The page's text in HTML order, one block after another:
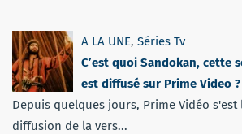
A LA UNE, Séries Tv
C’est quoi Sandokan, cette
est diffusé sur Prime Video ?
Depuis quelques jours, Prime Vidéo s'est
diffusion de la vers...